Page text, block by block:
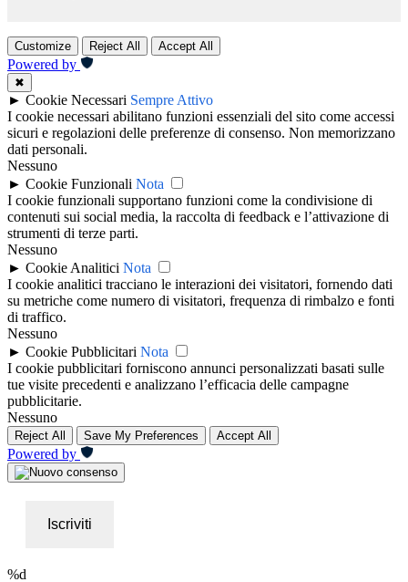
Customize Reject All Accept All
Powered by
✖
► Cookie Necessari Sempre Attivo
I cookie necessari abilitano funzioni essenziali del sito come accessi
sicuri e regolazioni delle preferenze di consenso. Non memorizzano
dati personali.
Nessuno
► Cookie Funzionali Nota
I cookie funzionali supportano funzioni come la condivisione di
contenuti sui social media, la raccolta di feedback e l’attivazione di
strumenti di terze parti.
Nessuno
► Cookie Analitici Nota
I cookie analitici tracciano le interazioni dei visitatori, fornendo dati
su metriche come numero di visitatori, frequenza di rimbalzo e fonti
di traffico.
Nessuno
► Cookie Pubblicitari Nota
I cookie pubblicitari forniscono annunci personalizzati basati sulle
tue visite precedenti e analizzano l’efficacia delle campagne
pubblicitarie.
Nessuno
Reject All Save My Preferences Accept All
Powered by
Iscriviti
%d